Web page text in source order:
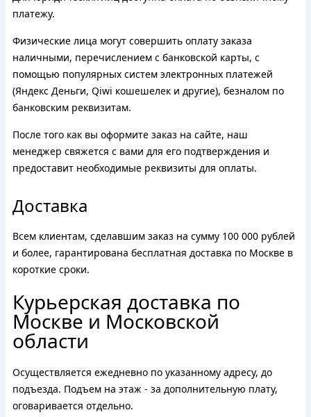
платежу.
Физические лица могут совершить оплату заказа
наличными, перечислением с банковской карты, с
помощью популярных систем электронных платежей
(Яндекс Деньги, Qiwi кошешелек и другие), безналом по
банковским реквизитам.
После того как вы оформите заказ на сайте, наш
менеджер свяжется с вами для его подтверждения и
предоставит необходимые реквизиты для оплаты.
Доставка
Всем клиентам, сделавшим заказ на сумму 100 000 рублей
и более, гарантирована бесплатная доставка по Москве в
короткие сроки.
Курьерская доставка по
Москве и Московской
области
Осуществляется ежедневно по указанному адресу, до
подъезда. Подъем на этаж - за дополнительную плату,
оговаривается отдельно.